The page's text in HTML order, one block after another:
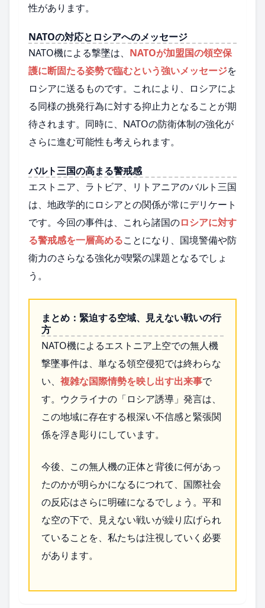
性があります。
NATOの対応とロシアへのメッセージ
NATO機による撃墜は、 NATOが加盟国の領空保
護に断固たる姿勢で臨むという強いメッセージを
ロシアに送るものです。これにより、ロシアによ
る同様の挑発行為に対する抑止力となることが期
待されます。同時に、NATOの防衛体制の強化が
さらに進む可能性も考えられます。
バルト三国の高まる警戒感
エストニア、ラトビア、リトアニアのバルト三国
は、地政学的にロシアとの関係が常にデリケート
です。今回の事件は、これら諸国のロシアに対す
る警戒感を一層高めることになり、国境警備や防
衛力のさらなる強化が喫緊の課題となるでしょ
う。
まとめ：緊迫する空域、見えない戦いの行
方
NATO機によるエストニア上空での無人機
撃墜事件は、単なる領空侵犯では終わらな
い、 複雑な国際情勢を映し出す出来事で
す。ウクライナの「ロシア誘導」発言は、
この地域に存在する根深い不信感と緊張関
係を浮き彫りにしています。
今後、この無人機の正体と背後に何があっ
たのかが明らかになるにつれて、国際社会
の反応はさらに明確になるでしょう。平和
な空の下で、見えない戦いが繰り広げられ
ていることを、私たちは注視していく必要
があります。